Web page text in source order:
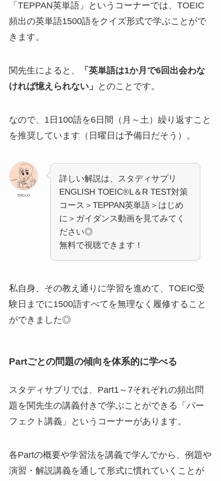
「TEPPAN英単語」というコーナーでは、TOEIC
頻出の英単語1500語をクイズ形式で学ぶことがで
きます。
関先生によると、
「英単語は1か月で6回出会わな
ければ憶えられない」
とのことです。
なので、 1日100語を6日間（月～土）繰り返すこと
を推奨しています（日曜日は予備日だそう）。
micco
詳しい解説は、スタディサプリ
ENGLISH TOEIC®L＆R TEST対策
コース＞TEPPAN英単語＞はじめ
に＞ガイダンス動画を見てみてく
ださい◎
無料で視聴できます！
私自身、その教え通りに学習を進めて、TOEIC受
験日までに1500語すべてを無理なく履修すること
ができました◎
Partごとの問題の傾向を体系的に学べる
スタディサプリでは、Part1～7それぞれの頻出問
題を関先生の講義付きで学ぶことができる「パー
フェクト講義」というコーナーがあります。
各Partの概要や学習法を講義で学んでから、例題や
演習・解説講義を通して形式に慣れていくことが